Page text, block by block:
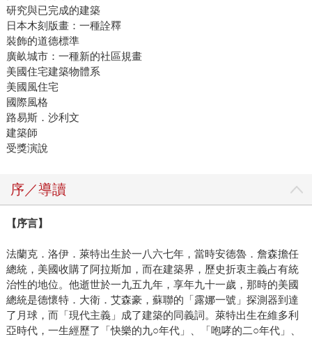
研究與已完成的建築
日本木刻版畫：一種詮釋
裝飾的道德標準
廣畝城市：一種新的社區規畫
美國住宅建築物體系
美國風住宅
國際風格
路易斯．沙利文
建築師
受獎演說
序／導讀
【序言】
法蘭克．洛伊．萊特出生於一八六七年，當時安德魯．詹森擔任
總統，美國收購了阿拉斯加，而在建築界，歷史折衷主義占有統
治性的地位。他逝世於一九五九年，享年九十一歲，那時的美國
總統是德懷特．大衛．艾森豪，蘇聯的「露娜一號」探測器到達
了月球，而「現代主義」成了建築的同義詞。萊特出生在維多利
亞時代，一生經歷了「快樂的九○年代」、「咆哮的二○年代」、